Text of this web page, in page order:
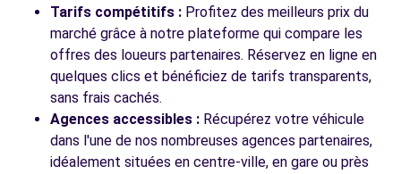
Tarifs compétitifs : Profitez des meilleurs prix du
marché grâce à notre plateforme qui compare les
offres des loueurs partenaires. Réservez en ligne en
quelques clics et bénéficiez de tarifs transparents,
sans frais cachés.
Agences accessibles : Récupérez votre véhicule
dans l'une de nos nombreuses agences partenaires,
idéalement situées en centre-ville, en gare ou près